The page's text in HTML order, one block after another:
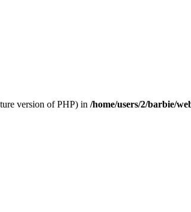
version of PHP) in /home/users/2/barbie/